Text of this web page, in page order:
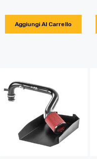
Aggiungi Al Carrello